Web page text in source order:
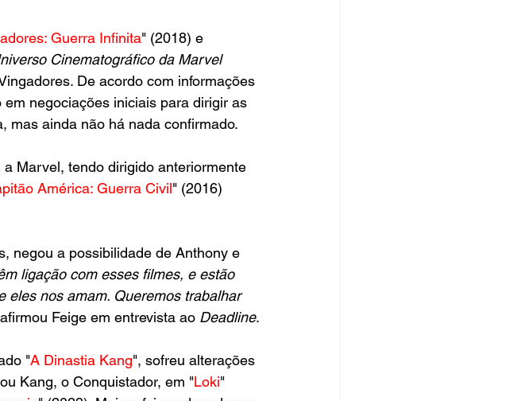
Guerra Infinita" (2018) e
Cinematográfico da Marvel
De acordo com informações
negociações iniciais para dirigir as
mas ainda não há nada confirmado.
Marvel, tendo dirigido anteriormente
América: Guerra Civil" (2016)
negou a possibilidade de Anthony e
ligação com esses filmes, e estão
eles nos amam. Queremos trabalhar
Feige em entrevista ao Deadline.
"A Dinastia Kang", sofreu alterações
Kang, o Conquistador, em "Loki"